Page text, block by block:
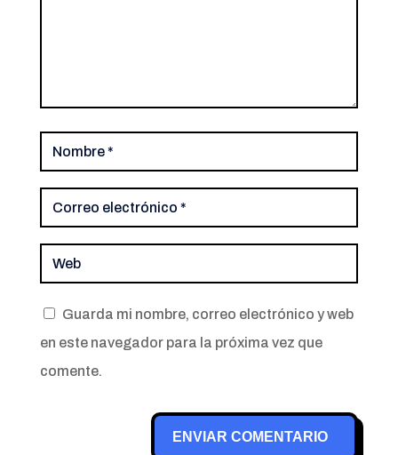
Guarda mi nombre, correo electrónico y web
en este navegador para la próxima vez que
comente.
ENVIAR COMENTARIO